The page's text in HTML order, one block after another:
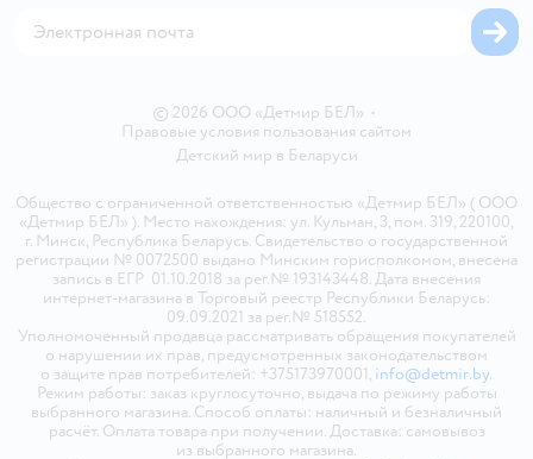
© 2026 ООО «Детмир БЕЛ» •
Правовые условия пользования сайтом
Детский мир в Беларуси
Общество с ограниченной ответственностью «Детмир БЕЛ» ( ООО
«Детмир БЕЛ» ). Место нахождения: ул. Кульман, 3, пом. 319, 220100,
г. Минск, Республика Беларусь. Свидетельство о государственной
регистрации № 0072500 выдано Минским горисполкомом, внесена
запись в ЕГР 01.10.2018 за рег.№ 193143448. Дата внесения
интернет-магазина в Торговый реестр Республики Беларусь:
09.09.2021 за рег.№ 518552.
Уполномоченный продавца рассматривать обращения покупателей
о нарушении их прав, предусмотренных законодательством
о защите прав потребителей: +375173970001, info@detmir.by.
Режим работы: заказ круглосуточно, выдача по режиму работы
выбранного магазина. Способ оплаты: наличный и безналичный
расчёт. Оплата товара при получении. Доставка: самовывоз
из выбранного магазина.